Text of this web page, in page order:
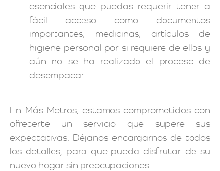
esenciales que puedas requerir tener a
fácil acceso como documentos
importantes, medicinas, artículos de
higiene personal por si requiere de ellos y
aún no se ha realizado el proceso de
desempacar.
En Más Metros, estamos comprometidos con
ofrecerte un servicio que supere sus
expectativas. Déjanos encargarnos de todos
los detalles, para que pueda disfrutar de su
nuevo hogar sin preocupaciones.